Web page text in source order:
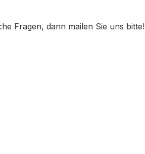
Fragen, dann mailen Sie uns bitte!